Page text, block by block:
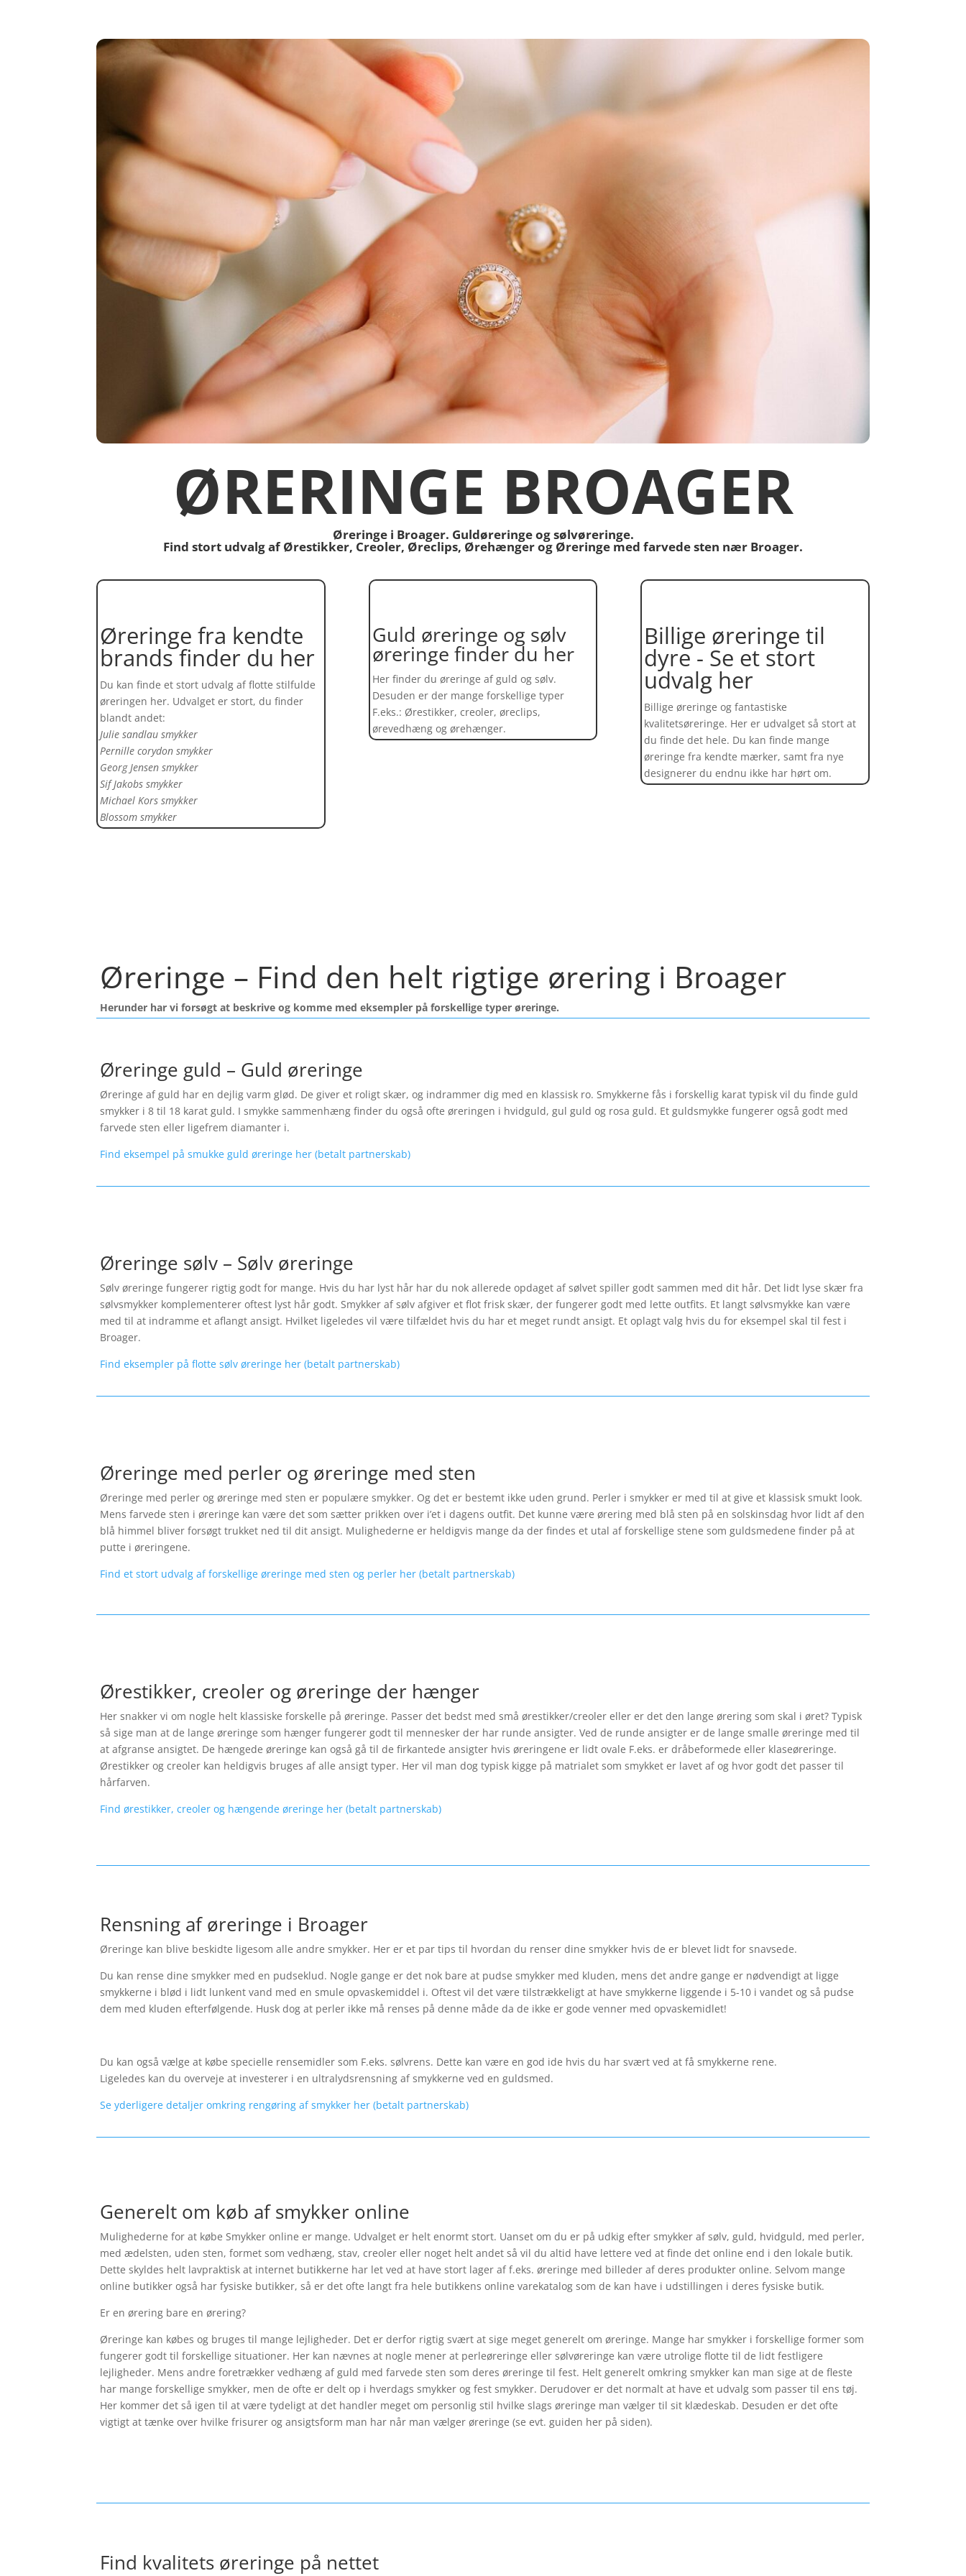
ØRERINGE BROAGER
Øreringe i Broager. Guldøreringe og sølvøreringe.
Find stort udvalg af Ørestikker, Creoler, Øreclips, Ørehænger og Øreringe med farvede sten nær Broager.
Øreringe fra kendte
brands finder du her
Du kan finde et stort udvalg af flotte stilfulde
øreringen her. Udvalget er stort, du finder
blandt andet:
Julie sandlau smykker
Pernille corydon smykker
Georg Jensen smykker
Sif Jakobs smykker
Michael Kors smykker
Blossom smykker
Guld øreringe og sølv
øreringe finder du her
Her finder du øreringe af guld og sølv.
Desuden er der mange forskellige typer
F.eks.: Ørestikker, creoler, øreclips,
ørevedhæng og ørehænger.
Billige øreringe til
dyre - Se et stort
udvalg her
Billige øreringe og fantastiske
kvalitetsøreringe. Her er udvalget så stort at
du finde det hele. Du kan finde mange
øreringe fra kendte mærker, samt fra nye
designerer du endnu ikke har hørt om.
Øreringe – Find den helt rigtige ørering i Broager
Herunder har vi forsøgt at beskrive og komme med eksempler på forskellige typer øreringe.
Øreringe guld – Guld øreringe
Øreringe af guld har en dejlig varm glød. De giver et roligt skær, og indrammer dig med en klassisk ro. Smykkerne fås i forskellig karat typisk vil du finde guld
smykker i 8 til 18 karat guld. I smykke sammenhæng finder du også ofte øreringen i hvidguld, gul guld og rosa guld. Et guldsmykke fungerer også godt med
farvede sten eller ligefrem diamanter i.
Find eksempel på smukke guld øreringe her (betalt partnerskab)
Øreringe sølv – Sølv øreringe
Sølv øreringe fungerer rigtig godt for mange. Hvis du har lyst hår har du nok allerede opdaget af sølvet spiller godt sammen med dit hår. Det lidt lyse skær fra
sølvsmykker komplementerer oftest lyst hår godt. Smykker af sølv afgiver et flot frisk skær, der fungerer godt med lette outfits. Et langt sølvsmykke kan være
med til at indramme et aflangt ansigt. Hvilket ligeledes vil være tilfældet hvis du har et meget rundt ansigt. Et oplagt valg hvis du for eksempel skal til fest i
Broager.
Find eksempler på flotte sølv øreringe her (betalt partnerskab)
Øreringe med perler og øreringe med sten
Øreringe med perler og øreringe med sten er populære smykker. Og det er bestemt ikke uden grund. Perler i smykker er med til at give et klassisk smukt look.
Mens farvede sten i øreringe kan være det som sætter prikken over i’et i dagens outfit. Det kunne være ørering med blå sten på en solskinsdag hvor lidt af den
blå himmel bliver forsøgt trukket ned til dit ansigt. Mulighederne er heldigvis mange da der findes et utal af forskellige stene som guldsmedene finder på at
putte i øreringene.
Find et stort udvalg af forskellige øreringe med sten og perler her (betalt partnerskab)
Ørestikker, creoler og øreringe der hænger
Her snakker vi om nogle helt klassiske forskelle på øreringe. Passer det bedst med små ørestikker/creoler eller er det den lange ørering som skal i øret? Typisk
så sige man at de lange øreringe som hænger fungerer godt til mennesker der har runde ansigter. Ved de runde ansigter er de lange smalle øreringe med til
at afgranse ansigtet. De hængede øreringe kan også gå til de firkantede ansigter hvis øreringene er lidt ovale F.eks. er dråbeformede eller klaseøreringe.
Ørestikker og creoler kan heldigvis bruges af alle ansigt typer. Her vil man dog typisk kigge på matrialet som smykket er lavet af og hvor godt det passer til
hårfarven.
Find ørestikker, creoler og hængende øreringe her (betalt partnerskab)
Rensning af øreringe i Broager
Øreringe kan blive beskidte ligesom alle andre smykker. Her er et par tips til hvordan du renser dine smykker hvis de er blevet lidt for snavsede.
Du kan rense dine smykker med en pudseklud. Nogle gange er det nok bare at pudse smykker med kluden, mens det andre gange er nødvendigt at ligge
smykkerne i blød i lidt lunkent vand med en smule opvaskemiddel i. Oftest vil det være tilstrækkeligt at have smykkerne liggende i 5-10 i vandet og så pudse
dem med kluden efterfølgende. Husk dog at perler ikke må renses på denne måde da de ikke er gode venner med opvaskemidlet!
Du kan også vælge at købe specielle rensemidler som F.eks. sølvrens. Dette kan være en god ide hvis du har svært ved at få smykkerne rene.
Ligeledes kan du overveje at investerer i en ultralydsrensning af smykkerne ved en guldsmed.
Se yderligere detaljer omkring rengøring af smykker her (betalt partnerskab)
Generelt om køb af smykker online
Mulighederne for at købe Smykker online er mange. Udvalget er helt enormt stort. Uanset om du er på udkig efter smykker af sølv, guld, hvidguld, med perler,
med ædelsten, uden sten, formet som vedhæng, stav, creoler eller noget helt andet så vil du altid have lettere ved at finde det online end i den lokale butik.
Dette skyldes helt lavpraktisk at internet butikkerne har let ved at have stort lager af f.eks. øreringe med billeder af deres produkter online. Selvom mange
online butikker også har fysiske butikker, så er det ofte langt fra hele butikkens online varekatalog som de kan have i udstillingen i deres fysiske butik.
Er en ørering bare en ørering?
Øreringe kan købes og bruges til mange lejligheder. Det er derfor rigtig svært at sige meget generelt om øreringe. Mange har smykker i forskellige former som
fungerer godt til forskellige situationer. Her kan nævnes at nogle mener at perleøreringe eller sølvøreringe kan være utrolige flotte til de lidt festligere
lejligheder. Mens andre foretrækker vedhæng af guld med farvede sten som deres øreringe til fest. Helt generelt omkring smykker kan man sige at de fleste
har mange forskellige smykker, men de ofte er delt op i hverdags smykker og fest smykker. Derudover er det normalt at have et udvalg som passer til ens tøj.
Her kommer det så igen til at være tydeligt at det handler meget om personlig stil hvilke slags øreringe man vælger til sit klædeskab. Desuden er det ofte
vigtigt at tænke over hvilke frisurer og ansigtsform man har når man vælger øreringe (se evt. guiden her på siden).
Find kvalitets øreringe på nettet